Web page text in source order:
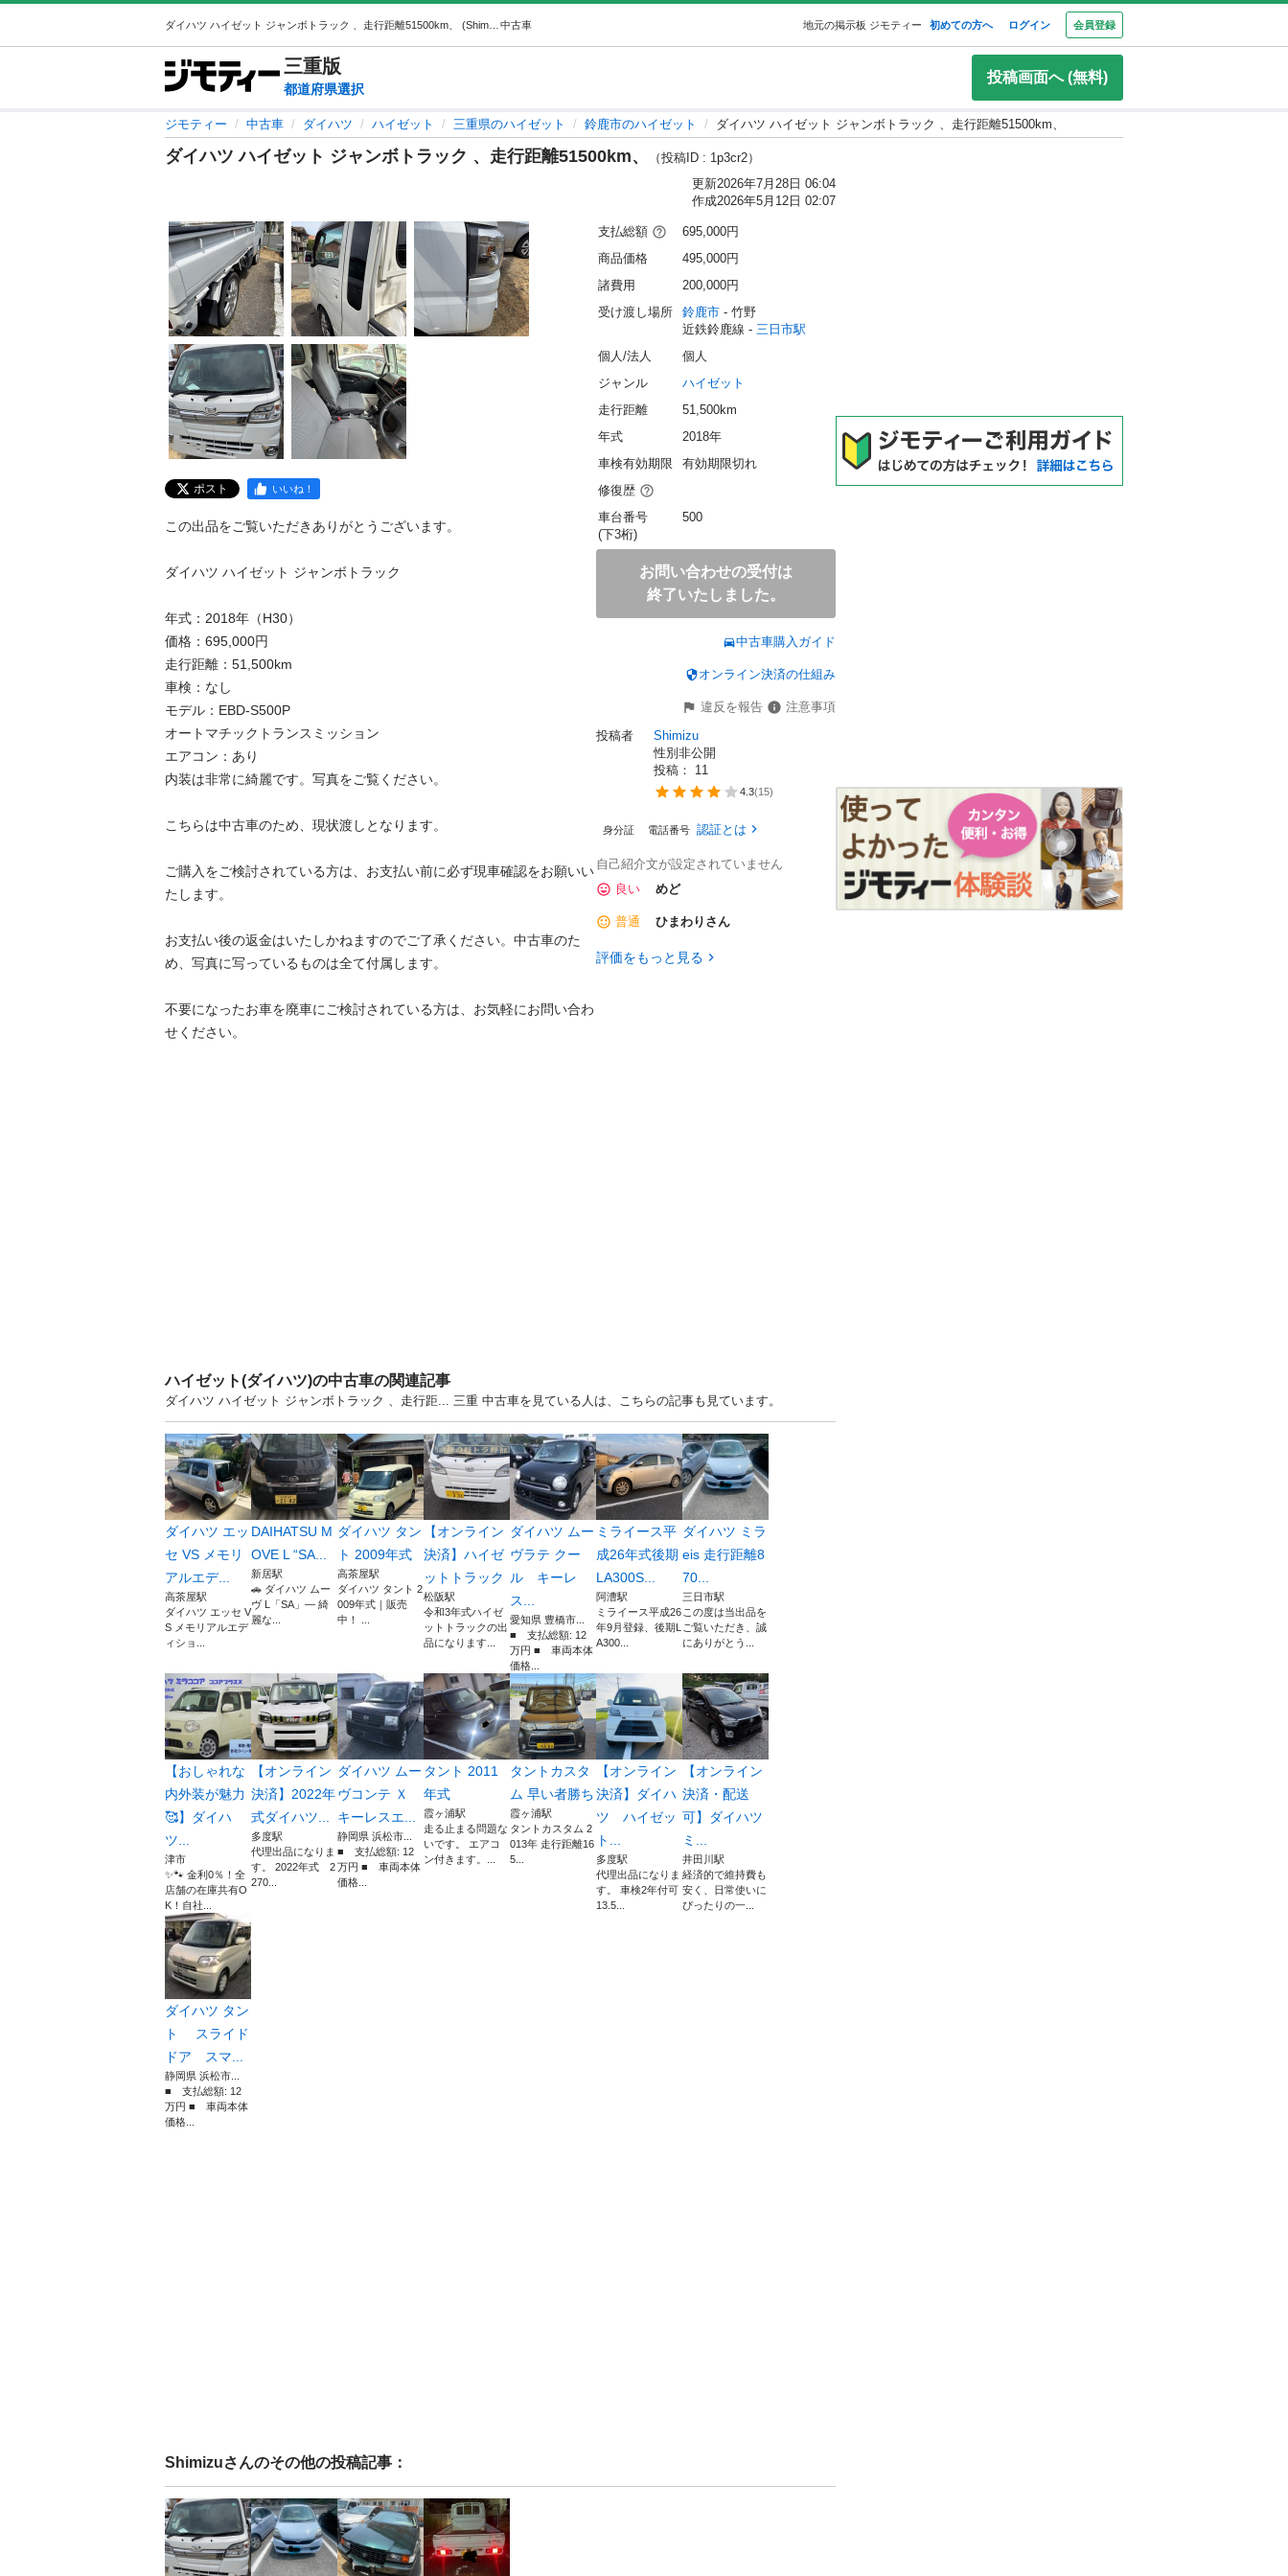
中古車 地元の掲示板 ジモティー 初めての方へ ログイン 会員登録
三重版
都道府県選択
投稿画面へ (無料)
ジモティー 中古車 ダイハツ ハイゼット 三重県のハイゼット 鈴鹿市のハイゼット ダイハツ ハイゼット ジャンボトラック 、走行距離51500km、
ダイハツ ハイゼット ジャンボトラック 、走行距離51500km、
（投稿ID : 1p3cr2）
更新2026年7月28日 06:04
作成2026年5月12日 02:07
ポスト いいね！
この出品をご覧いただきありがとうございます。
ダイハツ ハイゼット ジャンボトラック
年式：2018年（H30）
価格：695,000円
走行距離：51,500km
車検：なし
モデル：EBD-S500P
オートマチックトランスミッション
エアコン：あり
内装は非常に綺麗です。写真をご覧ください。
こちらは中古車のため、現状渡しとなります。
ご購入をご検討されている方は、お支払い前に必ず現車確認をお願いい
たします。
お支払い後の返金はいたしかねますのでご了承ください。中古車のた
め、写真に写っているものは全て付属します。
不要になったお車を廃車にご検討されている方は、お気軽にお問い合わ
せください。
支払総額
695,000円
商品価格
495,000円
諸費用
200,000円
受け渡し場所
鈴鹿市 - 竹野
近鉄鈴鹿線 - 三日市駅
個人/法人
個人
ジャンル
ハイゼット
走行距離
51,500km
年式
2018年
車検有効期限
有効期限切れ
修復歴
車台番号
(下3桁)
500
お問い合わせの受付は
終了いたしました。
中古車購入ガイド
オンライン決済の仕組み
違反を報告
注意事項
投稿者
Shimizu
性別非公開
投稿： 11
4.3(15)
身分証 電話番号 認証とは
自己紹介文が設定されていません
良い
めど
普通 ひまわりさん
評価をもっと見る
ハイゼット(ダイハツ)の中古車の関連記事
ダイハツ ハイゼット ジャンボトラック 、走行距... 三重 中古車を見ている人は、こちらの記事も見ています。
ダイハツ エッ
セ VS メモリ
アルエデ...
高茶屋駅
ダイハツ エッセ V
S メモリアルエデ
ィショ...
DAIHATSU M
OVE L “SA...
新居駅
🚗 ダイハツ ムー
ヴ L「SA」— 綺
麗な...
ダイハツ タン
ト 2009年式
高茶屋駅
ダイハツ タント 2
009年式｜販売
中！ ...
【オンライン
決済】ハイゼ
ットトラック
松阪駅
令和3年式ハイゼ
ットトラックの出
品になります...
ダイハツ ムー
ヴラテ クー
ル キーレ
ス...
愛知県 豊橋市...
■ 支払総額: 12
万円 ■ 車両本体
価格...
ミライース平
成26年式後期
LA300S...
阿漕駅
ミライース平成26
年9月登録、後期L
A300...
ダイハツ ミラ
eis 走行距離8
70...
三日市駅
この度は当出品を
ご覧いただき、誠
にありがとう...
【おしゃれな
内外装が魅力
🥰】ダイハ
ツ...
津市
✨🐾 金利0％！全
店舗の在庫共有O
K！自社...
【オンライン
決済】2022年
式ダイハツ...
多度駅
代理出品になりま
す。 2022年式 2
270...
ダイハツ ムー
ヴコンテ Ｘ
キーレスエ...
静岡県 浜松市...
■ 支払総額: 12
万円 ■ 車両本体
価格...
タント 2011
年式
霞ヶ浦駅
走る止まる問題な
いです。 エアコ
ン付きます。...
タントカスタ
ム 早い者勝ち
霞ヶ浦駅
タントカスタム 2
013年 走行距離16
5...
【オンライン
決済】ダイハ
ツ ハイゼッ
ト...
多度駅
代理出品になりま
す。 車検2年付可
13.5...
【オンライン
決済・配送
可】ダイハツ
ミ...
井田川駅
経済的で維持費も
安く、日常使いに
ぴったりの一...
ダイハツ タン
ト スライド
ドア スマ...
静岡県 浜松市...
■ 支払総額: 12
万円 ■ 車両本体
価格...
Shimizuさんのその他の投稿記事：